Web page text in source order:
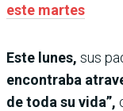
este martes
Este lunes, sus
encontraba
de toda su vida”,